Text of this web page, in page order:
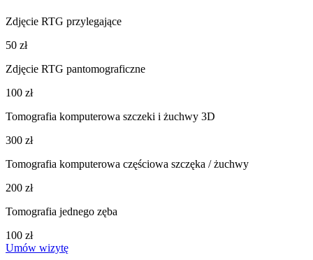
Zdjęcie RTG przylegające
50 zł
Zdjęcie RTG pantomograficzne
100 zł
Tomografia komputerowa szczeki i żuchwy 3D
300 zł
Tomografia komputerowa częściowa szczęka / żuchwy
200 zł
Tomografia jednego zęba
100 zł
Umów wizytę